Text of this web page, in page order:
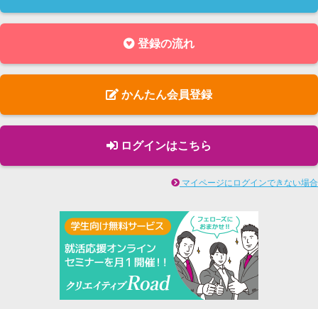
登録の流れ
かんたん会員登録
ログインはこちら
マイページにログインできない場合